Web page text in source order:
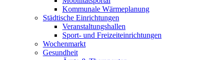
Kommunale Wärmeplanung
Städtische Einrichtungen
Veranstaltungshallen
Sport- und Freizeiteinrichtungen
Wochenmarkt
Gesundheit